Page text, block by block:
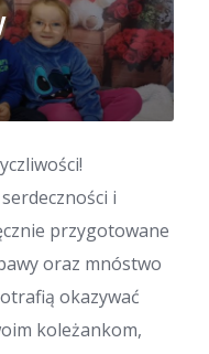
i
przygotowane
oraz mnóstwo
okazywać
koleżankom,